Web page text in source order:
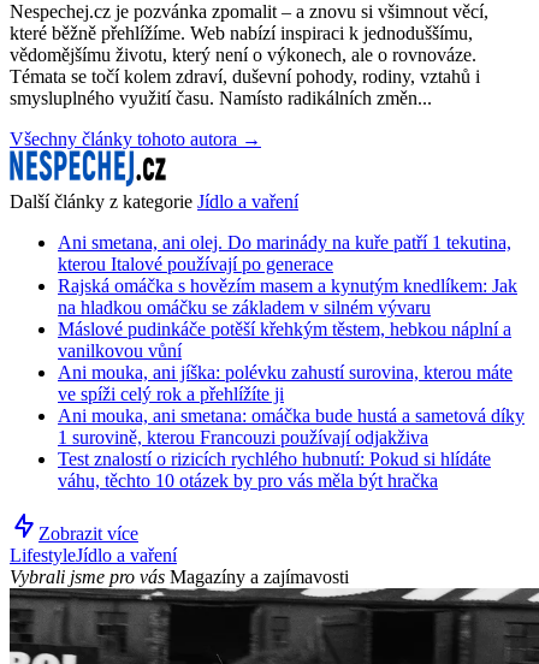
Nespechej.cz je pozvánka zpomalit – a znovu si všimnout věcí,
které běžně přehlížíme. Web nabízí inspiraci k jednoduššímu,
vědomějšímu životu, který není o výkonech, ale o rovnováze.
Témata se točí kolem zdraví, duševní pohody, rodiny, vztahů i
smysluplného využití času. Namísto radikálních změn...
Všechny články tohoto autora →
Další články z kategorie Jídlo a vaření
Ani smetana, ani olej. Do marinády na kuře patří 1 tekutina,
kterou Italové používají po generace
Rajská omáčka s hovězím masem a kynutým knedlíkem: Jak
na hladkou omáčku se základem v silném vývaru
Máslové pudinkáče potěší křehkým těstem, hebkou náplní a
vanilkovou vůní
Ani mouka, ani jíška: polévku zahustí surovina, kterou máte
ve spíži celý rok a přehlížíte ji
Ani mouka, ani smetana: omáčka bude hustá a sametová díky
1 surovině, kterou Francouzi používají odjakživa
Test znalostí o rizicích rychlého hubnutí: Pokud si hlídáte
váhu, těchto 10 otázek by pro vás měla být hračka
Zobrazit více
LifestyleJídlo a vaření
Vybrali jsme pro vás Magazíny a zajímavosti